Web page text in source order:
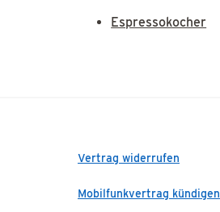
Espressokocher
Vertrag widerrufen
Mobilfunkvertrag kündigen